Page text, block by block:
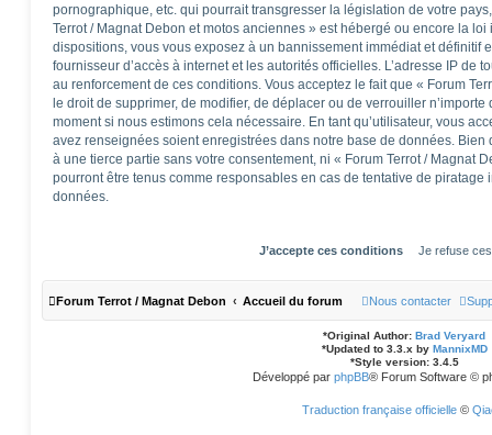
pornographique, etc. qui pourrait transgresser la législation de votre
Terrot / Magnat Debon et motos anciennes » est hébergé ou encore la
dispositions, vous vous exposez à un bannissement immédiat et définitif
fournisseur d’accès à internet et les autorités officielles. L’adresse IP de
au renforcement de ces conditions. Vous acceptez le fait que « Forum
le droit de supprimer, de modifier, de déplacer ou de verrouiller
moment si nous estimons cela nécessaire. En tant qu’utilisateur, vous
avez renseignées soient enregistrées dans notre base de données.
à une tierce partie sans votre consentement, ni « Forum Terrot / Magnat
pourront être tenus comme responsables en cas de tentative de piratage
données.
Forum Terrot / Magnat Debon Accueil du forum Nous contacter
*Original Author: Brad Veryard
*Updated to 3.3.x by MannixMD
*Style version: 3.4.5
Développé par phpBB® Forum Software ©
Traduction française officielle©